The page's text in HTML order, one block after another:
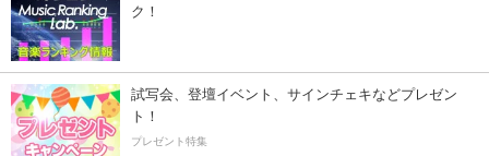
ク！
試写会、登壇イベント、サインチェキなどプレゼン
ト！
プレゼント特集